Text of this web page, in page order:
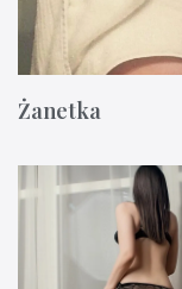
Żanetka